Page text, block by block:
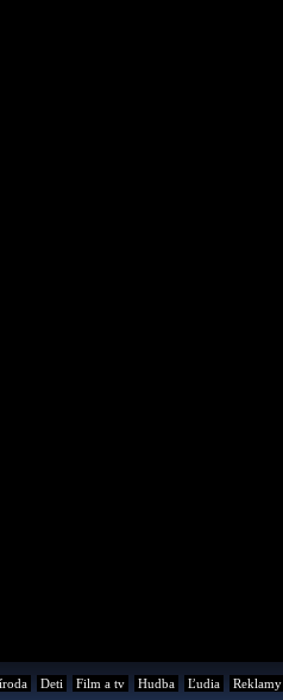
Deti Film a tv Hudba Ľudia Reklamy